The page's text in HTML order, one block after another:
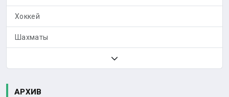
Хоккей
Шахматы
АРХИВ